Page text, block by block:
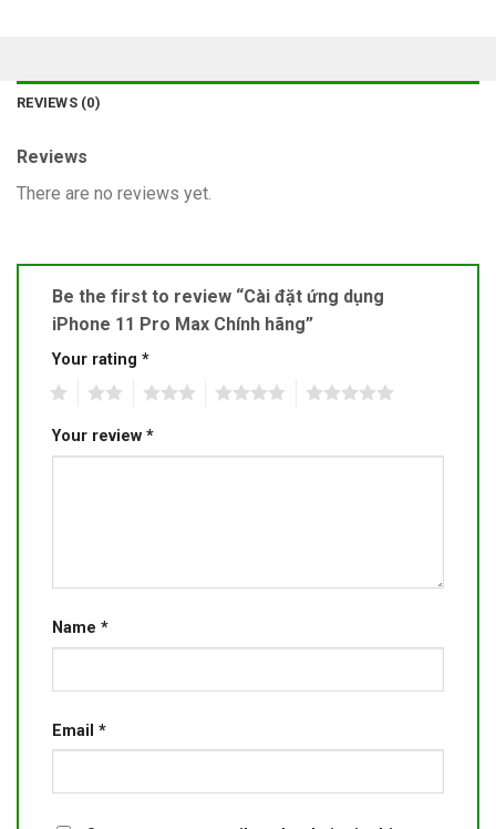
REVIEWS (0)
Reviews
There are no reviews yet.
Be the first to review “Cài đặt ứng dụng
iPhone 11 Pro Max Chính hãng”
Your rating *
Your review *
Name *
Email *